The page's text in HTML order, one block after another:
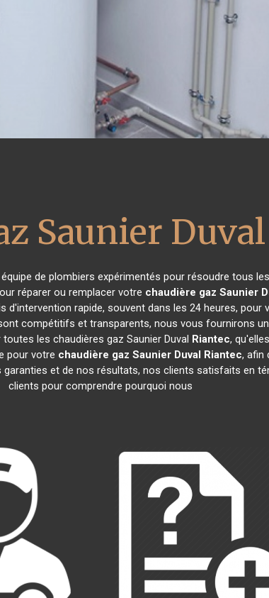
Saunier Duval
de plombiers expérimentés pour résoudre tous
réparer ou remplacer votre chaudière gaz Saunier
rapide, souvent dans les 24 heures, pour
compétitifs et transparents, nous vous fournirons
les chaudières gaz Saunier Duval Riantec,
pour votre chaudière gaz Saunier Duval Riantec, afin
et de nos résultats, nos clients satisfaits en
clients pour comprendre pourquoi nous